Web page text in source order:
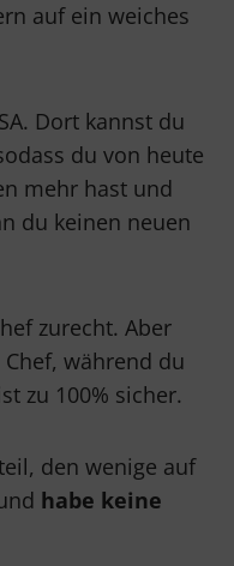
auf ein weiches
Dort kannst du
du von heute
mehr hast und
du keinen neuen
zurecht. Aber
während du
zu 100% sicher.
den wenige auf
habe keine